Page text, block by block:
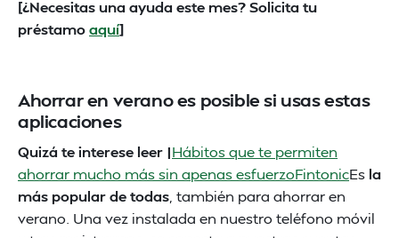
[¿Necesitas una ayuda este mes? Solicita tu
préstamoaquí]
Ahorrar en verano es posible si usas estas
aplicaciones
Quizá te interese leer |Hábitos que te permiten
ahorrar mucho más sin apenas esfuerzoFintonicEs la
más popular de todas , también para ahorrar en
verano. Una vez instalada en nuestro teléfono móvil